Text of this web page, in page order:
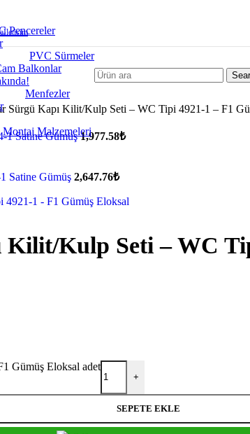
İletisim
Pencereler
PVC Sürmeler
Balkonlar
Menfezler
Montaj Malzemeleri
Sürgü Kapı Kilit/Kulp Seti – WC Tipi 4921-1 – F1
1 Satine Gümüş1,977.58₺
Satine Gümüş 2,647.76₺
Kulp Seti – WC
Gümüş Eloksal adet
+
SEPETE EKLE